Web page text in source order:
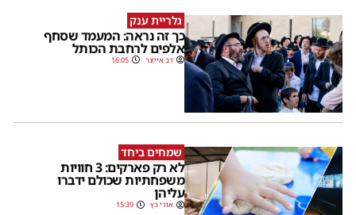
גלריית ענק
כך זה נראה: המעמד שסחף
אלפים לרחבת הכותל
דב אייזנר 16:05
שמחים ביחד
לא רק פארקים: 3 חוויות
משפחתיות שכולם ידברו
עליהן
אורי כץ 15:39